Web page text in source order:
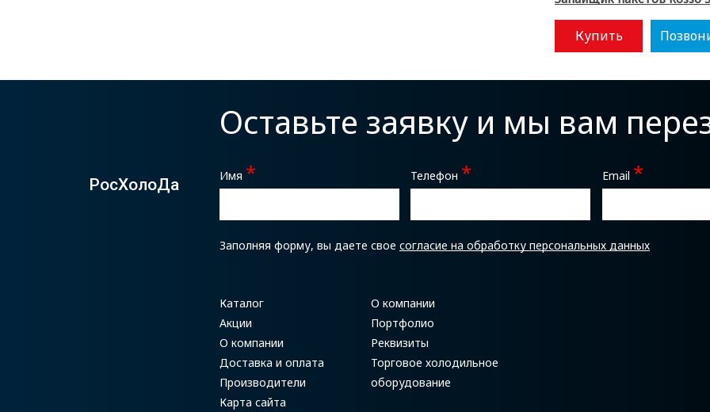
Купить
РосХолоДа
Оставьте заявку и мы вам
Имя * Телефон * Email *
Заполняя форму, вы даете свое согласие на обработку персональных данных
Каталог
Акции
О компании
Доставка и оплата
Производители
Карта сайта
О компании
Портфолио
Реквизиты
Торговое холодильное
оборудование